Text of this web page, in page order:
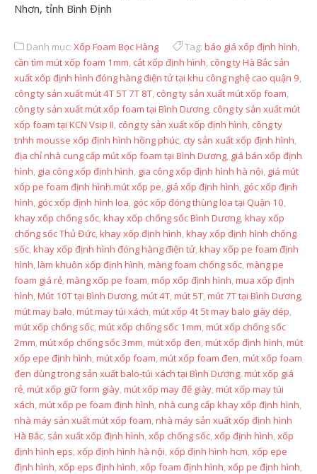
Nhơn, tỉnh Bình Định
Danh mục: Xốp Foam Bọc Hàng Tag: báo giá xốp định hình,
cần tìm mút xốp foam 1mm, cắt xốp định hình, công ty Hà Bắc sản
xuất xốp định hình đóng hàng điện tử tại khu công nghệ cao quận 9,
công ty sản xuất mút 4T 5T 7T 8T, công ty sản xuất mút xốp foam,
công ty sản xuất mút xốp foam tại Bình Dương, công ty sản xuất mút
xốp foam tại KCN Vsip II, công ty sản xuất xốp định hình, công ty
tnhh mousse xốp định hình hồng phúc, cty sản xuất xốp định hình,
địa chỉ nhà cung cấp mút xốp foam tại Bình Dương, giá bán xốp định
hình, gia công xốp định hình, gia công xốp định hình hà nội, giá mút
xốp pe foam định hình.mút xốp pe, giá xốp định hình, góc xốp định
hình, góc xốp định hình loa, góc xốp đóng thùng loa tại Quận 10,
khay xốp chống sốc,khay xốp chống sốc Bình Dương,khay xốp
chống sốc Thủ Đức,khay xốp định hình,khay xốp định hình chống
sốc,khay xốp định hình đóng hàng điện tử,khay xốp pe foam định
hình,làm khuôn xốp định hình,màng foam chống sốc,màng pe
foam giá rẻ,màng xốp pe foam,mốp xốp định hình,mua xốp định
hình,Mút 10T tại Bình Dương,mút 4T,mút 5T,mút 7T tại Bình Dương,
mút may balo,mút may túi xách,mút xốp 4t 5t may balo giày dép,
mút xốp chống sốc,mút xốp chống sốc 1mm,mút xốp chống sốc
2mm,mút xốp chống sốc 3mm,mút xốp đen,mút xốp định hình,mút
xốp epe định hình,mút xốp foam,mút xốp foam đen,mút xốp foam
đen dùng trong sản xuất balo-túi xách tại Bình Dương,mút xốp giá
rẻ,mút xốp giữ form giày,mút xốp may đế giày,mút xốp may túi
xách,mút xốp pe foam định hình,nhà cung cấp khay xốp định hình,
nhà máy sản xuất mút xốp foam,nhà máy sản xuất xốp định hình
Hà Bắc, sản xuất xốp định hình,xốp chống sốc,xốp định hình,xốp
định hình eps,xốp định hình hà nội,xốp định hình hcm,xốp epe
định hình,xốp eps định hình,xốp foam định hình,xốp pe định hình,